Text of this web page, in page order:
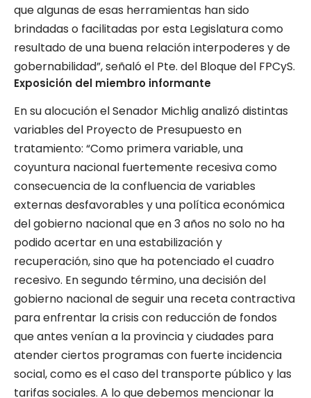
que algunas de esas herramientas han sido
brindadas o facilitadas por esta Legislatura como
resultado de una buena relación interpoderes y de
gobernabilidad”, señaló el Pte. del Bloque del FPCyS.
Exposición del miembro informante
En su alocución el Senador Michlig analizó distintas
variables del Proyecto de Presupuesto en
tratamiento: “Como primera variable, una
coyuntura nacional fuertemente recesiva como
consecuencia de la confluencia de variables
externas desfavorables y una política económica
del gobierno nacional que en 3 años no solo no ha
podido acertar en una estabilización y
recuperación, sino que ha potenciado el cuadro
recesivo. En segundo término, una decisión del
gobierno nacional de seguir una receta contractiva
para enfrentar la crisis con reducción de fondos
que antes venían a la provincia y ciudades para
atender ciertos programas con fuerte incidencia
social, como es el caso del transporte público y las
tarifas sociales. A lo que debemos mencionar la